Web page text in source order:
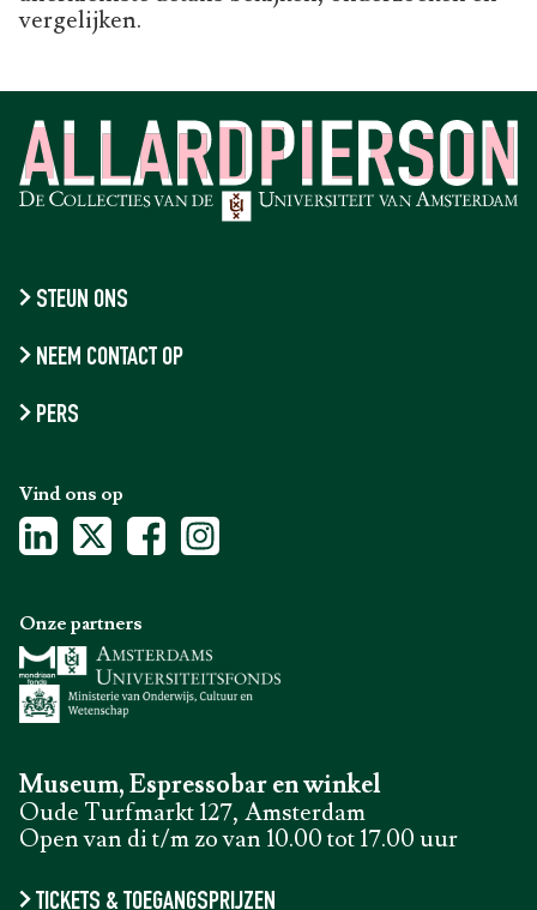
vergelijken.
STEUN ONS
NEEM CONTACT OP
PERS
Vind ons op
Museum, Espressobar en winkel
Oude Turfmarkt 127, Amsterdam
Open van di t/m zo van 10.00 tot 17.00 uur
TICKETS & TOEGANGSPRIJZEN
Onze partners